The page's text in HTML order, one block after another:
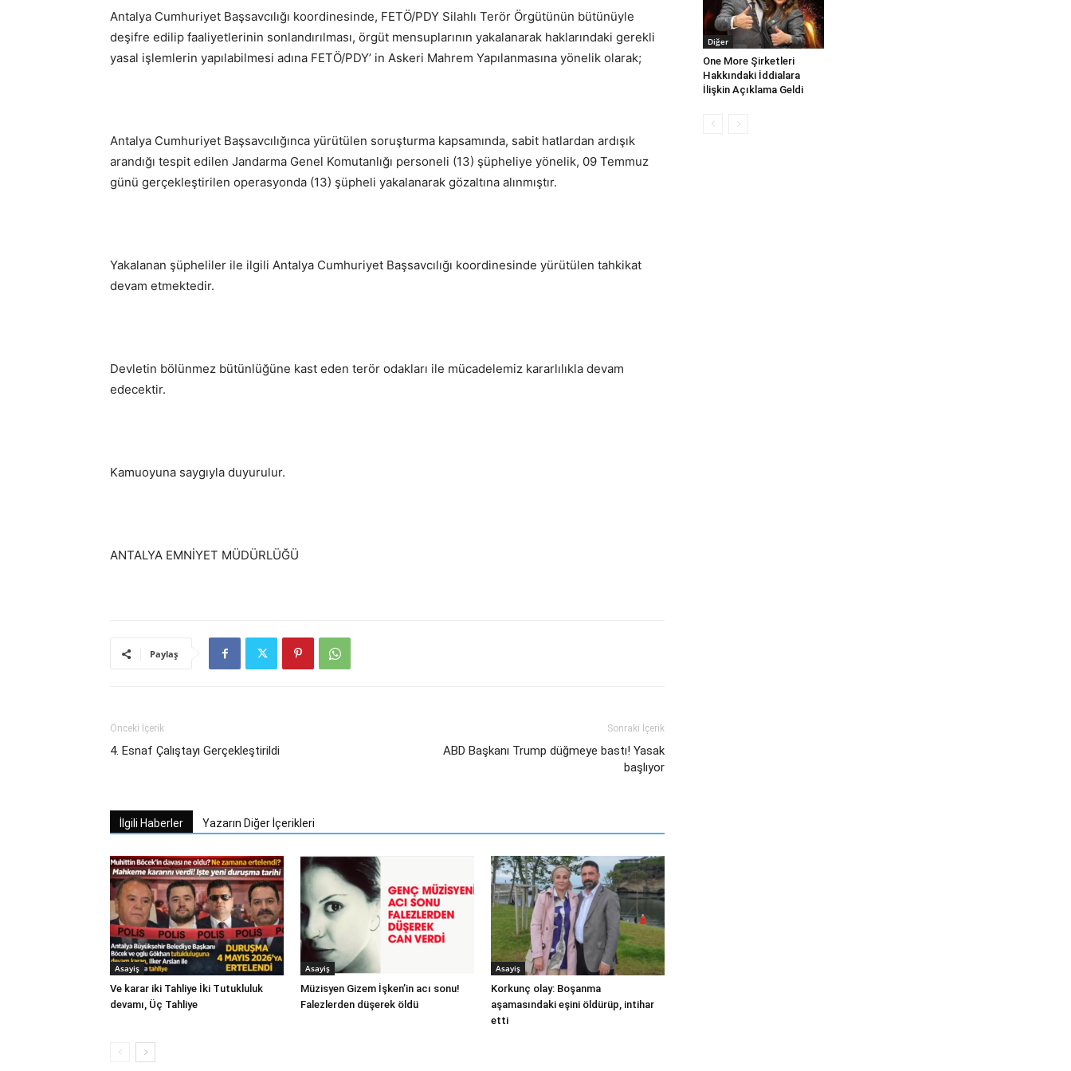
Antalya Cumhuriyet Başsavcılığı koordinesinde, FETÖ/PDY Silahlı Terör Örgütünün bütünüyle
deşifre edilip faaliyetlerinin sonlandırılması, örgüt mensuplarının yakalanarak haklarındaki gerekli
yasal işlemlerin yapılabilmesi adına FETÖ/PDY’ in Askeri Mahrem Yapılanmasına yönelik olarak;
Antalya Cumhuriyet Başsavcılığınca yürütülen soruşturma kapsamında, sabit hatlardan ardışık
arandığı tespit edilen Jandarma Genel Komutanlığı personeli (13) şüpheliye yönelik, 09 Temmuz
günü gerçekleştirilen operasyonda (13) şüpheli yakalanarak gözaltına alınmıştır.
Yakalanan şüpheliler ile ilgili Antalya Cumhuriyet Başsavcılığı koordinesinde yürütülen tahkikat
devam etmektedir.
Devletin bölünmez bütünlüğüne kast eden terör odakları ile mücadelemiz kararlılıkla devam
edecektir.
Kamuoyuna saygıyla duyurulur.
ANTALYA EMNİYET MÜDÜRLÜĞÜ
Paylaş
Önceki İçerik
4. Esnaf Çalıştayı Gerçekleştirildi
Sonraki İçerik
ABD Başkanı Trump düğmeye bastı! Yasak
başlıyor
İlgili Haberler Yazarın Diğer İçerikleri
Asayiş
Ve karar iki Tahliye İki Tutukluluk
devamı, Üç Tahliye
Asayiş
Müzisyen Gizem İşken’in acı sonu!
Falezlerden düşerek öldü
Asayiş
Korkunç olay: Boşanma
aşamasındaki eşini öldürüp, intihar
etti
Diğer
One More Şirketleri
Hakkındaki İddialara
İlişkin Açıklama Geldi